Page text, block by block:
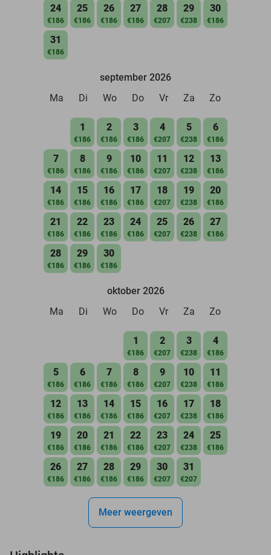
24
€186
25
€186
26
€186
27
€186
28
€207
29
€238
30
€186
31
€186
september 2026
Ma
Di Wo Do Vr Za Zo
1
€186
2
€186
3
€186
4
€207
5
€238
6
€186
7
€186
8
€186
9
€186
10
€186
11
€207
12
€238
13
€186
14
€186
15
€186
16
€186
17
€186
18
€207
19
€238
20
€186
21
€186
22
€186
23
€186
24
€186
25
€207
26
€238
27
€186
28
€186
29
€186
30
€186
oktober 2026
Ma
Di Wo Do Vr Za Zo
1
€186
2
€207
3
€238
4
€186
5
€186
6
€186
7
€186
8
€186
9
€207
10
€238
11
€186
12
€186
13
€186
14
€186
15
€186
16
€207
17
€238
18
€186
19
€186
20
€186
21
€186
22
€186
23
€207
24
€238
25
€186
26
€186
27
€186
28
€186
29
€186
30
€207
31
€207
Meer weergeven